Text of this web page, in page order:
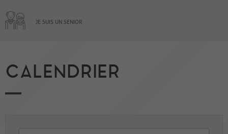
JE SUIS UN SENIOR
CALENDRIER